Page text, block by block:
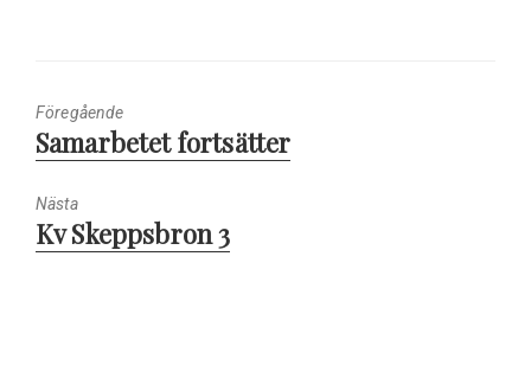
Föregående
Föregående
inlägg:
Samarbetet fortsätter
Nästa
Nästa
inlägg:
Kv Skeppsbron 3